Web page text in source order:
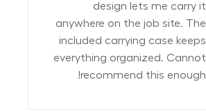
design lets me carry it
anywhere on the job site. The
included carrying case keeps
everything organized. Cannot
recommend this enough!